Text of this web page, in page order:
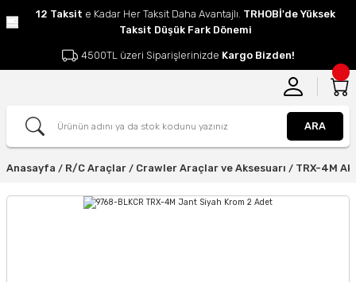
12 Taksit e Kadar Her Taksit Daha Avantajlı. TRHOBİ'de Yüksek
Taksit Düşük Fark Dönemi
4500TL üzeri Siparişlerinizde Kargo Bizden!
ARA
Anasayfa R/C Araçlar Crawler Araçlar ve Aksesuarı TRX-4M